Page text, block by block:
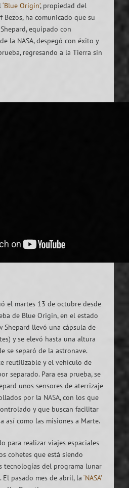
‘Blue Origin’, propiedad del
Bezos, ha comunicado que su
equipado con
la NASA, despegó con éxito y
regresando a la Tierra sin
el martes 13 de octubre desde
de Blue Origin, en el estado
Shepard llevó una cápsula de
y se elevó hasta una altura
se separó de la astronave.
reutilizable y el vehículo de
separado. Para esa prueba, se
unos sensores de aterrizaje
por la NASA, con los que
y que buscan facilitar
así como las misiones a Marte.
para realizar viajes espaciales
cohetes que está siendo
tecnologías del programa lunar
pasado mes de abril, la ‘NASA’